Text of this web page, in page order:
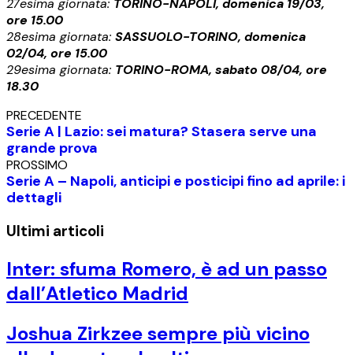
27esima giornata: TORINO-NAPOLI, domenica 19/03,
ore 15.00
28esima giornata: SASSUOLO-TORINO, domenica
02/04, ore 15.00
29esima giornata: TORINO-ROMA, sabato 08/04, ore
18.30
PRECEDENTE
Serie A | Lazio: sei matura? Stasera serve una
grande prova
PROSSIMO
Serie A – Napoli, anticipi e posticipi fino ad aprile: i
dettagli
Ultimi articoli
Inter: sfuma Romero, è ad un passo
dall’Atletico Madrid
Joshua Zirkzee sempre più vicino